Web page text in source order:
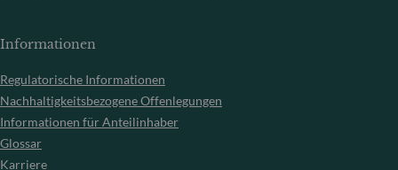
Informationen
Regulatorische Informationen
Nachhaltigkeitsbezogene Offenlegungen
Informationen für Anteilinhaber
Glossar
Karriere